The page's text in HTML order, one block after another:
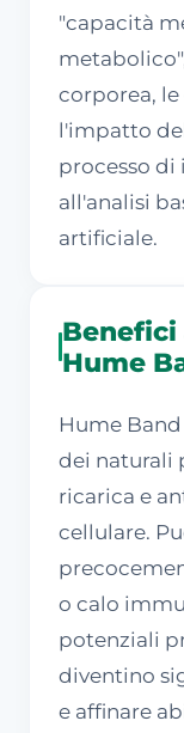
"capacità
corporea,
l'impatto
processo di
all'analisi
artificiale.
Hume
Hume
dei naturali
ricarica e
cellulare.
o calo
potenziali
diventino
e affinare